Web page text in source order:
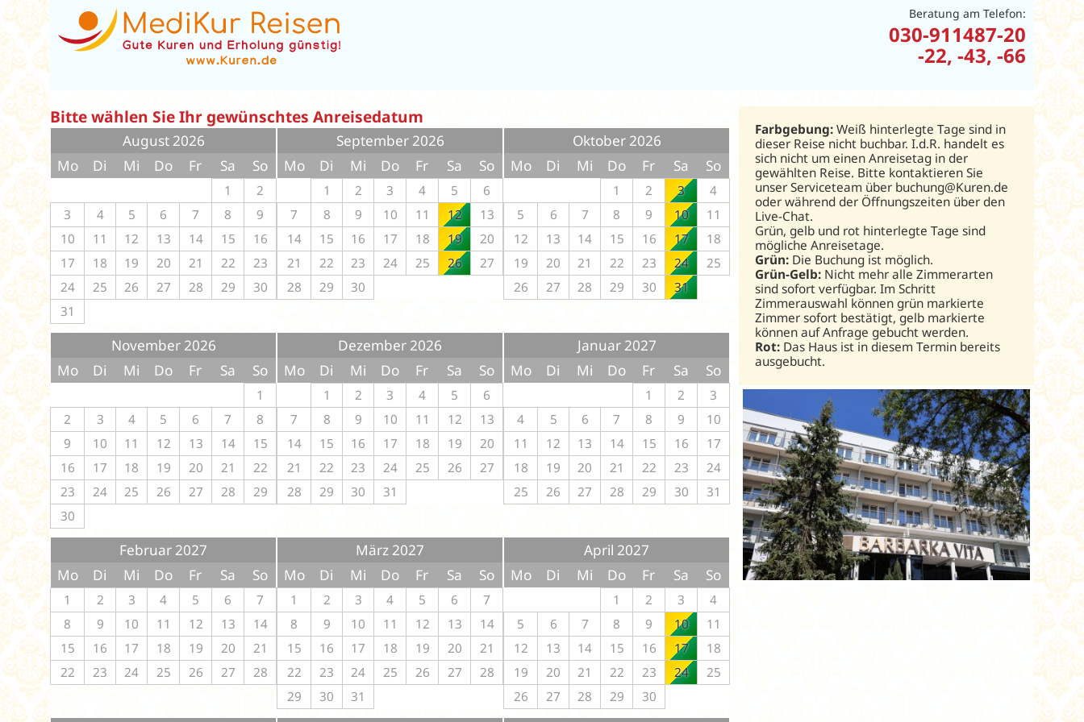
Beratung am Telefon:
030-911487-20
-22, -43, -66
Bitte wählen Sie Ihr gewünschtes Anreisedatum
August 2026
Mo
Di Mi Do Fr Sa So
1
2
3
4 5 6 7 8
9
10
11 12 13 14 15
16
17
18 19 20 21 22
23
24
25 26 27 28 29
30
31
September 2026
Mo
Di Mi Do Fr Sa So
1 2 3 4 5
6
7
8 9 10 11 12
13
14
15 16 17 18 19
20
21
22 23 24 25 26
27
28
29 30
Oktober 2026
Mo
Di Mi Do Fr Sa So
1 2 3
4
5
6 7 8 9 10
11
12
13 14 15 16 17
18
19
20 21 22 23 24
25
26
27 28 29 30 31
November 2026
Mo
Di Mi Do Fr Sa So
1
2
3 4 5 6 7
8
9
10 11 12 13 14
15
16
17 18 19 20 21
22
23
24 25 26 27 28
29
30
Dezember 2026
Mo
Di Mi Do Fr Sa So
1 2 3 4 5
6
7
8 9 10 11 12
13
14
15 16 17 18 19
20
21
22 23 24 25 26
27
28
29 30 31
Januar 2027
Mo
Di Mi Do Fr Sa So
1 2
3
4
5 6 7 8 9
10
11
12 13 14 15 16
17
18
19 20 21 22 23
24
25
26 27 28 29 30 31
Februar 2027
Mo
Di Mi Do Fr Sa So
1 2 3 4 5 6
7
8
9 10 11 12 13
14
15
16 17 18 19 20
21
22
23 24 25 26 27 28
März 2027
Mo
Di Mi Do Fr Sa So
1 2 3 4 5 6
7
8
9 10 11 12 13
14
15
16 17 18 19 20
21
22
23 24 25 26 27
28
29
30 31
April 2027
Mo
Di Mi Do Fr Sa So
1 2 3
4
5
6 7 8 9 10
11
12
13 14 15 16 17
18
19
20 21 22 23 24
25
26
27 28 29 30
Farbgebung:Weiß hinterlegte Tage sind in
dieser Reise nicht buchbar. I.d.R. handelt es
sich nicht um einen Anreisetag in der
gewählten Reise. Bitte kontaktieren Sie
unser Serviceteam über buchung@Kuren.de
oder während der Öffnungszeiten über den
Live-Chat.
Grün, gelb und rot hinterlegte Tage sind
mögliche Anreisetage.
Grün: Die Buchung ist möglich.
Grün-Gelb: Nicht mehr alle Zimmerarten
sind sofort verfügbar. Im Schritt
Zimmerauswahl können grün markierte
Zimmer sofort bestätigt, gelb markierte
können auf Anfrage gebucht werden.
Rot: Das Haus ist in diesem Termin bereits
ausgebucht.